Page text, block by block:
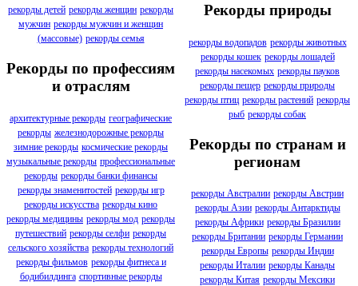
рекорды детей рекорды женщин рекорды
мужчин рекорды мужчин и женщин
(массовые) рекорды семья
Рекорды по профессиям
и отраслям
архитектурные рекорды географические
рекорды железнодорожные рекорды
зимние рекорды космические рекорды
музыкальные рекорды профессиональные
рекорды рекорды банки финансы
рекорды знаменитостей рекорды игр
рекорды искусства рекорды кино
рекорды медицины рекорды мод рекорды
путешествий рекорды селфи рекорды
сельского хозяйства рекорды технологий
рекорды фильмов рекорды фитнеса и
бодибилдинга спортивные рекорды
Рекорды природы
рекорды водопадов рекорды животных
рекорды кошек рекорды лошадей
рекорды насекомых рекорды пауков
рекорды пещер рекорды природы
рекорды птиц рекорды растений рекорды
рыб рекорды собак
Рекорды по странам и
регионам
рекорды Австралии рекорды Австрии
рекорды Азии рекорды Антарктиды
рекорды Африки рекорды Бразилии
рекорды Британии рекорды Германии
рекорды Европы рекорды Индии
рекорды Италии рекорды Канады
рекорды Китая рекорды Мексики